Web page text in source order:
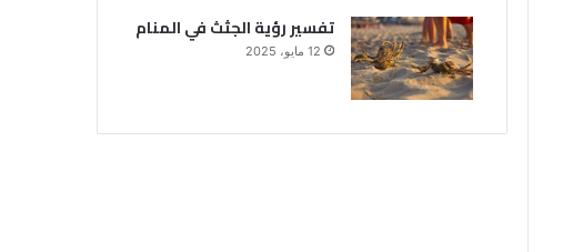
تفسير رؤية الجثث في المنام
12 مايو، 2025